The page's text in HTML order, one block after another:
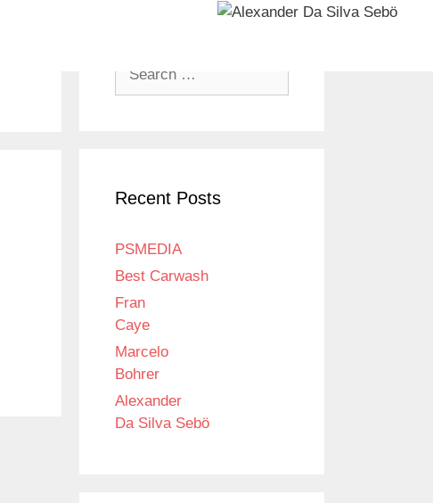
Recent Posts
PSMEDIA
Best Carwash
Fran
Caye
Marcelo
Bohrer
Alexander
Da Silva Sebö